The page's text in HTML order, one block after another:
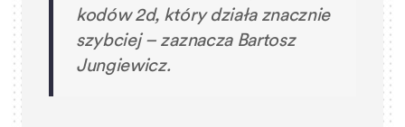
kodów 2d, który działa znacznie
szybciej– zaznacza Bartosz
Jungiewicz.